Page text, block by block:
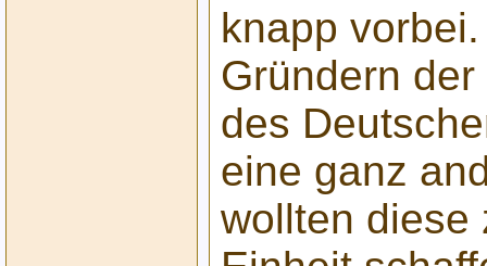
knapp
Gründern
des
eine ganz
wollten diese